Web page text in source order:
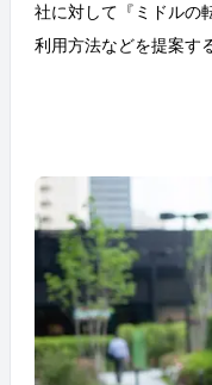
社に対して『ミドルの
利用方法などを提案す